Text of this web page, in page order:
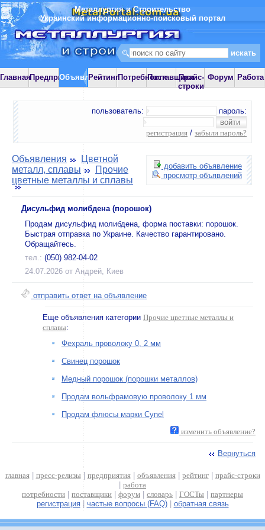
Металлургия и Строительство
Украинский информационно-поисковый портал
ГлавнаяПредприятияОбъявления
РейтингПотребностиПоставщики
Прайс-
строки
Форум Работа
пользователь: пароль:
регистрация / забыли пароль?
добавить объявление
просмотр объявлений
Объявления
Цветной
металл, сплавы
Прочие
цветные металлы и сплавы
Дисульфид молибдена (порошок)
Продам дисульфид молибдена, форма поставки: порошок.
Быстрая отправка по Украине. Качество гарантировано.
Обращайтесь.
тел.: (050) 982-04-02
24.07.2026 от Андрей, Киев
отправить ответ на объявление
Еще объявления категории Прочие цветные металлы и
сплавы:
Фехраль проволоку 0, 2 мм
Свинец порошок
Медный порошок (порошки металлов)
Продам вольфрамовую проволоку 1 мм
Продам флюсы марки Cynel
изменить объявление?
Вернуться
главная| пресс-релизы | предприятия| объявления| рейтинг| прайс-строки
работа
потребности
поставщики форум словарь ГОСТы
партнеры
регистрация| частые вопросы (FAQ)| обратная связь